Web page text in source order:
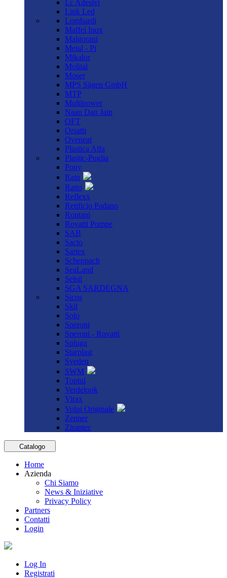
Lc Adesivi
Link Led
Lombardi
Maffei Inox
Malgorani
Metal - Pi
Mikalor
Molital
Moser
MPS Sägen GmbH
MTP
Multipower
Naan Dan Jain
OFT
Orsatti
Oveneat
Plastica Alfa
Plastic-Puglia
Pony
Rain
Ratto
Reflexx
Retificio Padano
Rontani
Rovatti Pompe
SAB
Sacto
Sartex
Scheppach
SeaLand
Selsil
SGA SARDEGNA
Sicos
Skil
Solo
Speroni
Speroni - Rovatti
Spluga
Starplast
Sveden
SWM
Toptul
Verdelook
Virax
Volpi Originale
Zenner
Zirantec
Catalogo
Home
Azienda
Chi Siamo
News & Iniziative
Privacy Policy
Partners
Contatti
Login
Log In
Registrati